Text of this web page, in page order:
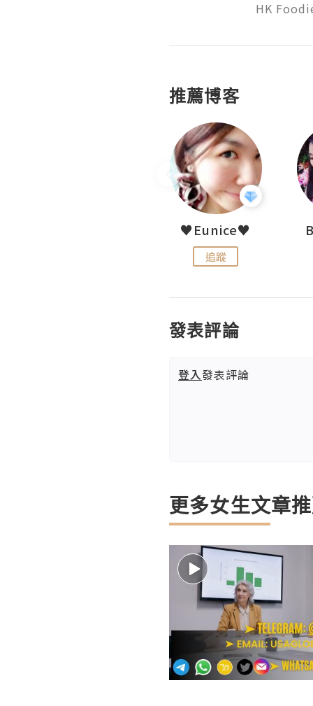
HK
推薦博客
♥Eunice♥
追蹤
發表評論
登入發表評論
更多女生文章